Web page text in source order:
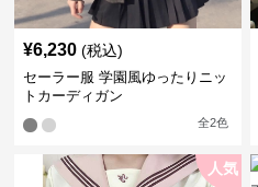
¥6,230 (税込)
セーラー服 学園風ゆったりニッ
トカーディガン
全2色
人気